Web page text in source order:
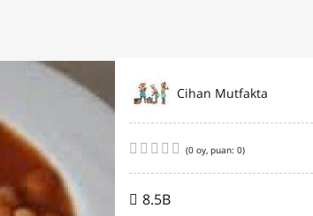
Cihan Mutfakta
(0 oy, puan: 0)
8.5B